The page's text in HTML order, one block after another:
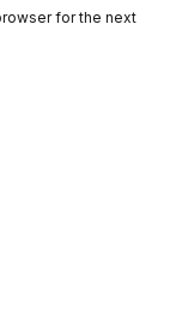
for the next